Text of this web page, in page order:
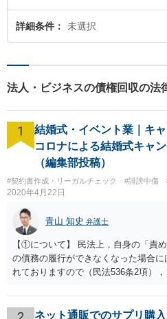
詳細条件 未選択
法人・ビジネスの債権回収の法
1
結婚式・イベント業｜キ
コロナによる結婚式キャ
（編集部投稿）
#契約書作成・リーガルチェック #誹謗中傷
2020年4月22日
青山 知史 弁護士
【①について】 民法上，自身の「責
の債務の履行ができなくなった場合
れておりますので（民法536条2項）
現在の各宣言や要請は，強制力のあ
設が滅失してしまった場合と異なり
ネット通販でのサプリ購入